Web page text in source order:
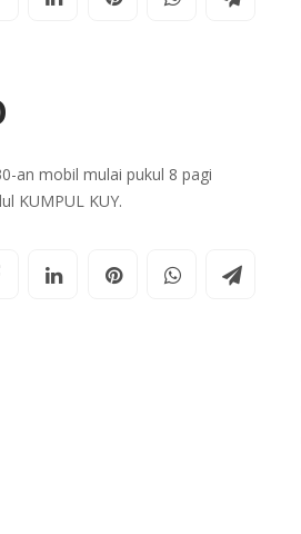
an mobil mulai pukul 8 pagi
KUMPUL KUY.